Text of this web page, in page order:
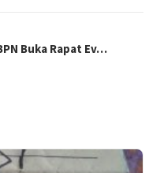
Buka Rapat Ev…